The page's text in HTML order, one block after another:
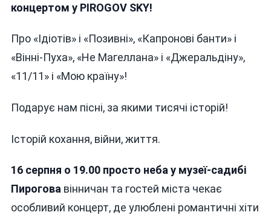
З
концертом у PIROGOV SKY!
Про «Ідіотів» і «Позивні», «Капронові банти» і
«Вінні-Пуха», «Не Магеллана» і «Джеральдіну»,
«11/11» і «Мою країну»!
Подарує нам пісні, за якими тисячі історій!
Історій кохання, війни, життя.
16 серпня о 19.00 просто неба у музеї-садибі
Пирогова вінничан та гостей міста чекає
особливий концерт, де улюблені романтичні хіти